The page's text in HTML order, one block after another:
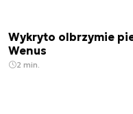
Wykryto olbrzymie
Wenus
2 min.